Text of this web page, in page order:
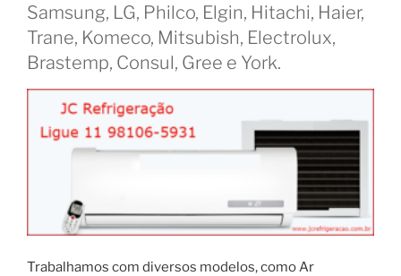
Samsung, LG, Philco, Elgin, Hitachi, Haier,
Trane, Komeco, Mitsubish, Electrolux,
Brastemp, Consul, Gree e York.
Trabalhamos com diversos modelos, como Ar